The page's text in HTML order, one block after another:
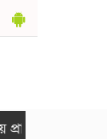
গেল বৃদ্ধ ও